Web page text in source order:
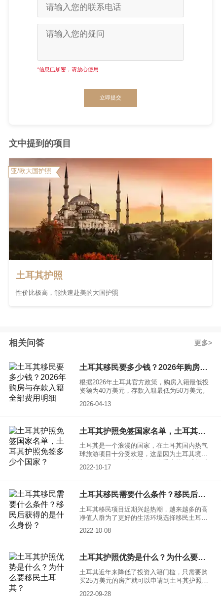
*信息已加密，请放心使用
立即提交
文中提到的项目
亚/欧大国护照
土耳其护照
性价比极高，能快速赴美的大国护照
相关问答 更多
土耳其移民要多少钱？2026年购房与存款入籍全部费用明细
根据2026年土耳其官方政策，购房入籍最低投
资额为40万美元，存款入籍最低为50万美元。
2026-04-13
土耳其是一个浪漫的国家，在土耳其国内热气
球旅游项目十分受欢迎，这是因为土耳其境内
候可以全面进行浏览。 近几年去土耳其参观浏
念头，土耳其的最大优势之一就是全球自由通
行，这是因为土耳其护照可以免签多个国家和
地区，共计110个。以下小编为大家准备了土耳
其护照免签国家名单：
2022-10-17
土耳其移民需要什么条件？移民后获得的是什么身份？
土耳其移民项目近期兴起热潮，越来越多的高
净值人群为了更好的生活环境选择移民土耳
的期望。那么土耳其移民需要什么条件？移民
2022-10-08
土耳其护照优势是什么？为什么要移民土耳其？
土耳其近年来降低了投资入籍门槛，只需要购
买25万美元的房产就可以申请到土耳其护照，
在问，这么多人想移民土耳其，究竟土耳其护
2022-09-28